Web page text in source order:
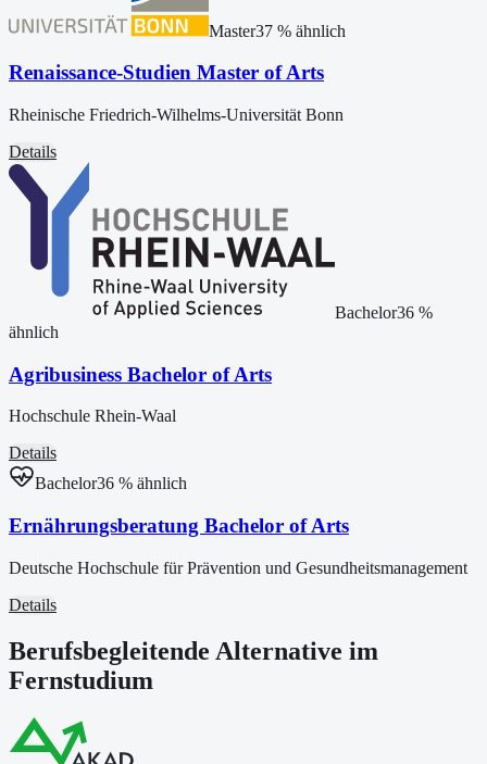
Master37% ähnlich
Renaissance-Studien Master of Arts
Rheinische Friedrich-Wilhelms-Universität Bonn
Details
Bachelor36%
ähnlich
Agribusiness Bachelor of Arts
Hochschule Rhein-Waal
Details
Bachelor36 % ähnlich
Ernährungsberatung Bachelor of Arts
Deutsche Hochschule für Prävention und Gesundheitsmanagement
Details
Berufsbegleitende Alternative im
Fernstudium